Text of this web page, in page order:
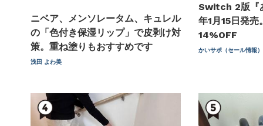
ニベア、メンソレータム、キュレル
の「色付き保湿リップ」で皮剥け対
策。重ね塗りもおすすめです
浅田 よわ美
Switch 2版『
年1月15日発
14%OFF
かいサポ（セール情報）